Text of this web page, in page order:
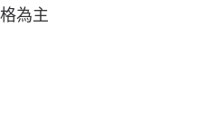
為主